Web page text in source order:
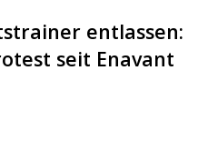
entlassen:
seit Enavant